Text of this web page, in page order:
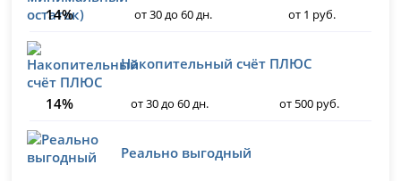
14% от 30 до 60 дн. от 1 руб.
Накопительный счёт ПЛЮС
14% от 30 до 60 дн. от 500 руб.
Реально выгодный